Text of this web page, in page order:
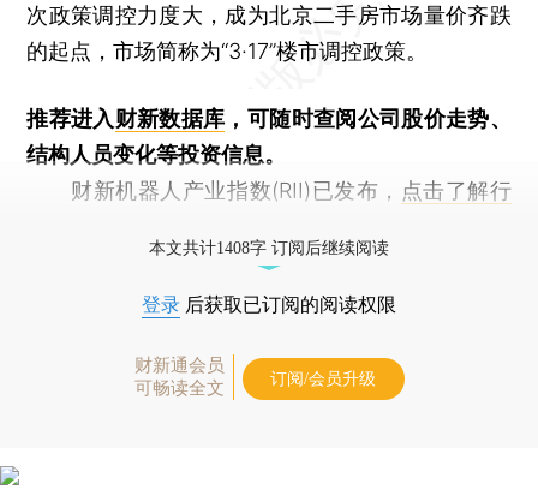
次政策调控力度大，成为北京二手房市场量价齐跌
的起点，市场简称为“3·17”楼市调控政策。
推荐进入财新数据库 ，可随时查阅公司股价走势、
结构人员变化等投资信息。
财新机器人产业指数(RII)已发布， 点击了解行
本文共计1408字 订阅后继续阅读
登录 后获取已订阅的阅读权限
财新通会员
可畅读全文
订阅/会员升级